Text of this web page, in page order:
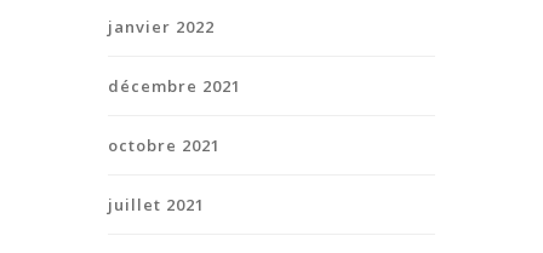
janvier 2022
décembre 2021
octobre 2021
juillet 2021